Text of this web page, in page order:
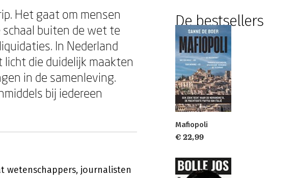
Het gaat om mensen
buiten de wet te
In Nederland
die duidelijk maakten
in de samenleving.
bij iedereen
wetenschappers, journalisten
De bestsellers
Mafiopoli
€ 22,99